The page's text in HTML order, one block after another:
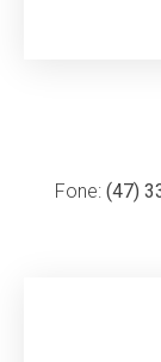
Fone: (47)